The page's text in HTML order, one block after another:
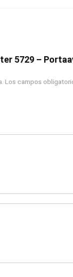
5729 –
Los campos